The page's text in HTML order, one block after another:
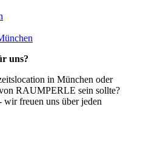
uns?
in München oder
RAUMPERLE sein sollte?
wir freuen uns über jeden